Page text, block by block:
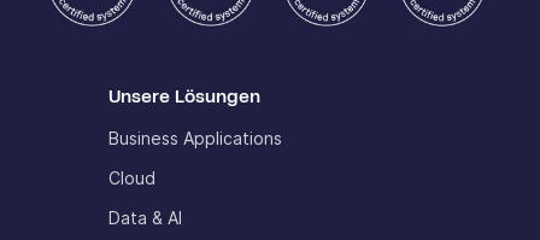
Unsere Lösungen
Business Applications
Cloud
Data & AI